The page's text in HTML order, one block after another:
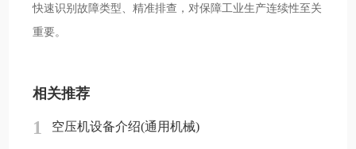
快速识别故障类型、精准排查，对保障工业生产连续性至关
重要。
相关推荐
1 空压机设备介绍(通用机械)